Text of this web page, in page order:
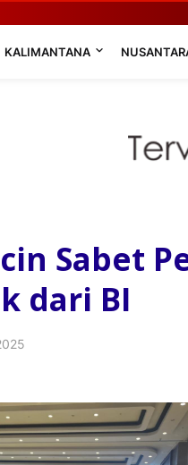
KALIMANTANA
Sabet
dari BI